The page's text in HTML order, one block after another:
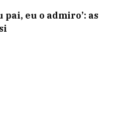
pai, eu o admiro’: as